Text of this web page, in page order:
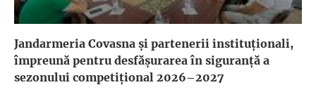
Jandarmeria Covasna și partenerii instituționali,
împreună pentru desfășurarea în siguranță a
sezonului competițional 2026–2027